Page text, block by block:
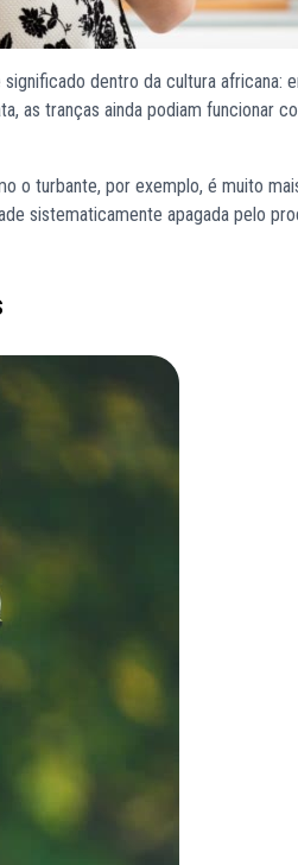
dentro da cultura africana:
as tranças ainda podiam funcionar
o turbante, por exemplo, é muito
sistematicamente apagada pelo